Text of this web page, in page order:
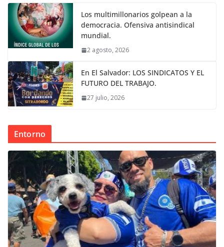
Los multimillonarios golpean a la
democracia. Ofensiva antisindical
mundial.
2 agosto, 2026
En El Salvador: LOS SINDICATOS Y EL
FUTURO DEL TRABAJO.
27 julio, 2026
Entorno